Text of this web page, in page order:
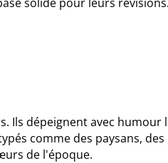
Ils dépeignent avec humour
comme des paysans, des
de l'époque.